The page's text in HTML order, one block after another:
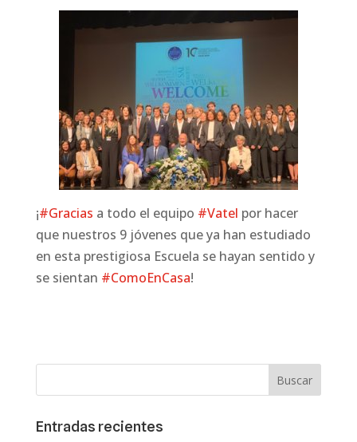
¡#Gracias a todo el equipo #Vatel por hacer
que nuestros 9 jóvenes que ya han estudiado
en esta prestigiosa Escuela se hayan sentido y
se sientan #ComoEnCasa!
Entradas recientes